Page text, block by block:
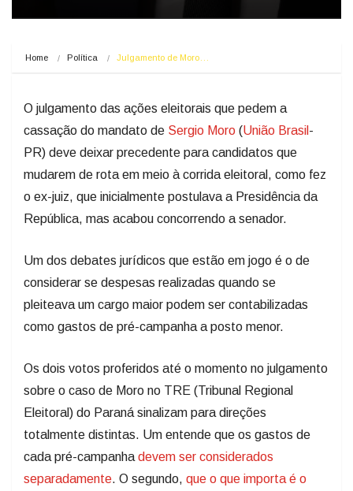
Home Política Julgamento de Moro…
O julgamento das ações eleitorais que pedem a
cassação do mandato de Sergio Moro (União Brasil -
PR) deve deixar precedente para candidatos que
mudarem de rota em meio à corrida eleitoral, como fez
o ex-juiz, que inicialmente postulava a Presidência da
República, mas acabou concorrendo a senador.
Um dos debates jurídicos que estão em jogo é o de
considerar se despesas realizadas quando se
pleiteava um cargo maior podem ser contabilizadas
como gastos de pré-campanha a posto menor.
Os dois votos proferidos até o momento no julgamento
sobre o caso de Moro no TRE (Tribunal Regional
Eleitoral) do Paraná sinalizam para direções
totalmente distintas. Um entende que os gastos de
cada pré-campanhadevem ser considerados
separadamente. O segundo, que o que importa é o